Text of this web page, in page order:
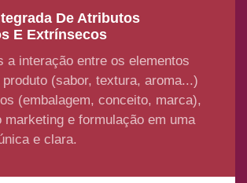
De Atributos
E Extrínsecos
a interação entre os elementos
(sabor, textura, aroma...)
(embalagem, conceito, marca),
marketing e formulação em uma
e clara.